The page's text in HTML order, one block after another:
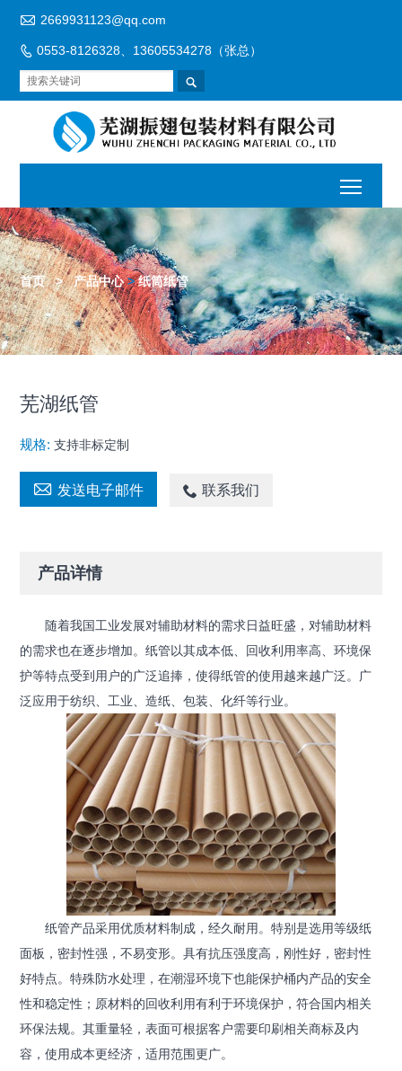
 2669931123@qq.com
 0553-8126328、13605534278（张总）

首页 > 产品中心>纸筒纸管
芜湖纸管
规格:支持非标定制
 发送电子邮件  联系我们
产品详情
随着我国工业发展对辅助材料的需求日益旺盛，对辅助材料
的需求也在逐步增加。纸管以其成本低、回收利用率高、环境保
护等特点受到用户的广泛追捧，使得纸管的使用越来越广泛。广
泛应用于纺织、工业、造纸、包装、化纤等行业。
纸管产品采用优质材料制成，经久耐用。特别是选用等级纸
面板，密封性强，不易变形。具有抗压强度高，刚性好，密封性
好特点。特殊防水处理，在潮湿环境下也能保护桶内产品的安全
性和稳定性；原材料的回收利用有利于环境保护，符合国内相关
环保法规。其重量轻，表面可根据客户需要印刷相关商标及内
容，使用成本更经济，适用范围更广。